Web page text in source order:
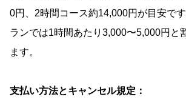
0円、2時間コース約14,000円が目安で
ランでは1時間あたり3,000〜5,000円と
ます。
支払い方法とキャンセル規定：